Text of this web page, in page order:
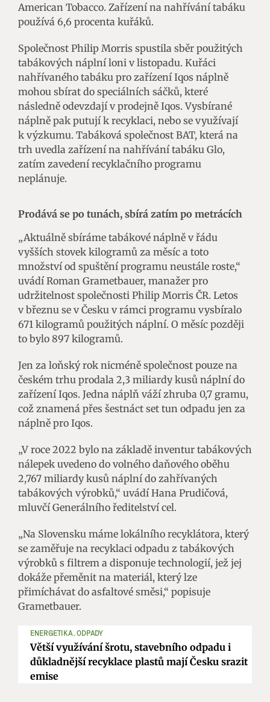
American Tobacco. Zařízení na nahřívání tabáku
používá 6,6 procenta kuřáků.
Společnost Philip Morris spustila sběr použitých
tabákových náplní loni v listopadu. Kuřáci
nahřívaného tabáku pro zařízení Iqos náplně
mohou sbírat do speciálních sáčků, které
následně odevzdají v prodejně Iqos. Vysbírané
náplně pak putují k recyklaci, nebo se využívají
k výzkumu. Tabáková společnost BAT, která na
trh uvedla zařízení na nahřívání tabáku Glo,
zatím zavedení recyklačního programu
neplánuje.
Prodává se po tunách, sbírá zatím po metrácích
„Aktuálně sbíráme tabákové náplně v řádu
vyšších stovek kilogramů za měsíc a toto
množství od spuštění programu neustále roste,“
uvádí Roman Grametbauer, manažer pro
udržitelnost společnosti Philip Morris ČR. Letos
v březnu se v Česku v rámci programu vysbíralo
671 kilogramů použitých náplní. O měsíc později
to bylo 897 kilogramů.
Jen za loňský rok nicméně společnost pouze na
českém trhu prodala 2,3 miliardy kusů náplní do
zařízení Iqos. Jedna náplň váží zhruba 0,7 gramu,
což znamená přes šestnáct set tun odpadu jen za
náplně pro Iqos.
„V roce 2022 bylo na základě inventur tabákových
nálepek uvedeno do volného daňového oběhu
2,767 miliardy kusů náplní do zahřívaných
tabákových výrobků,“ uvádí Hana Prudičová,
mluvčí Generálního ředitelství cel.
„Na Slovensku máme lokálního recyklátora, který
se zaměřuje na recyklaci odpadu z tabákových
výrobků s filtrem a disponuje technologií, jež jej
dokáže přeměnit na materiál, který lze
přimíchávat do asfaltové směsi,“ popisuje
Grametbauer.
ENERGETIKA, ODPADY
Větší využívání šrotu, stavebního odpadu i
důkladnější recyklace plastů mají Česku srazit
emise